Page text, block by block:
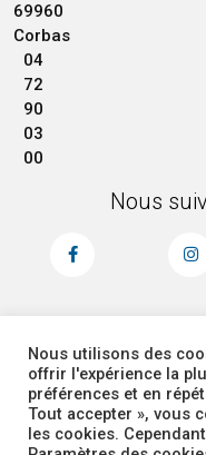
69960
Corbas
04
72
90
03
00
Nous
MENTIONS LÉGALES
PLAN DU SITE
COOKIES
Nous utilisons des
offrir l'expérience la
préférences et en
Tout accepter », vous
les cookies.